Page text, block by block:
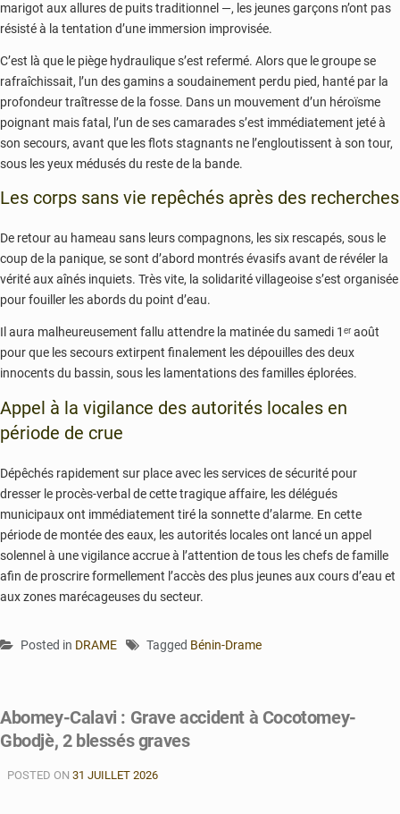
marigot aux allures de puits traditionnel —, les jeunes garçons n’ont pas
résisté à la tentation d’une immersion improvisée.
C’est là que le piège hydraulique s’est refermé. Alors que le groupe se
rafraîchissait, l’un des gamins a soudainement perdu pied, hanté par la
profondeur traîtresse de la fosse. Dans un mouvement d’un héroïsme
poignant mais fatal, l’un de ses camarades s’est immédiatement jeté à
son secours, avant que les flots stagnants ne l’engloutissent à son tour,
sous les yeux médusés du reste de la bande.
Les corps sans vie repêchés après des recherches
De retour au hameau sans leurs compagnons, les six rescapés, sous le
coup de la panique, se sont d’abord montrés évasifs avant de révéler la
vérité aux aînés inquiets. Très vite, la solidarité villageoise s’est organisée
pour fouiller les abords du point d’eau.
Il aura malheureusement fallu attendre la matinée du samedi 1ᵉʳ août
pour que les secours extirpent finalement les dépouilles des deux
innocents du bassin, sous les lamentations des familles éplorées.
Appel à la vigilance des autorités locales en
période de crue
Dépêchés rapidement sur place avec les services de sécurité pour
dresser le procès-verbal de cette tragique affaire, les délégués
municipaux ont immédiatement tiré la sonnette d’alarme. En cette
période de montée des eaux, les autorités locales ont lancé un appel
solennel à une vigilance accrue à l’attention de tous les chefs de famille
afin de proscrire formellement l’accès des plus jeunes aux cours d’eau et
aux zones marécageuses du secteur.
Posted in DRAME Tagged Bénin-Drame
Abomey-Calavi : Grave accident à Cocotomey-
Gbodjè, 2 blessés graves
POSTED ON 31 JUILLET 2026